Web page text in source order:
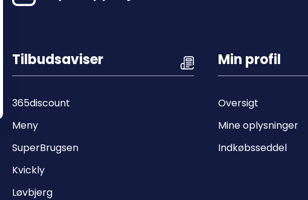
Tilbudsaviser
365discount
Meny
SuperBrugsen
Kvickly
Løvbjerg
Min profil
Oversigt
Mine oplysninger
Indkøbsseddel